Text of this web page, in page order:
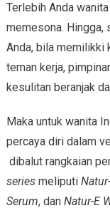
Terlebih Anda
memesona. Hingga,
Anda, bila memilikki
teman kerja,
kesulitan beranjak
Maka untuk wanita
percaya diri dalam
dibalut rangkaian
seriesmeliputi
Serum, dan Natur-E